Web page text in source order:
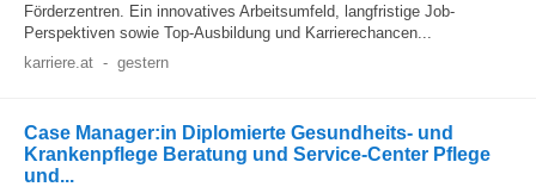
Förderzentren. Ein innovatives Arbeitsumfeld, langfristige Job-
Perspektiven sowie Top-Ausbildung und Karrierechancen...
karriere.at - gestern
Case Manager:in Diplomierte Gesundheits- und
Krankenpflege Beratung und Service-Center Pflege
und...